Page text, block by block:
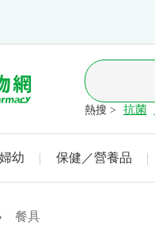
熱搜 > 抗菌
婦幼 保健／營養品
餐具